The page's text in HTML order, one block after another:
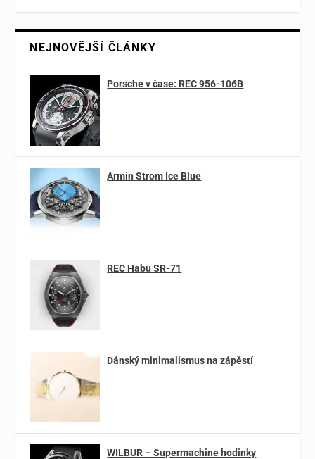
NEJNOVĚJŠÍ ČLÁNKY
Porsche v čase: REC 956-106B
Armin Strom Ice Blue
REC Habu SR-71
Dánský minimalismus na zápěstí
WILBUR – Supermachine hodinky